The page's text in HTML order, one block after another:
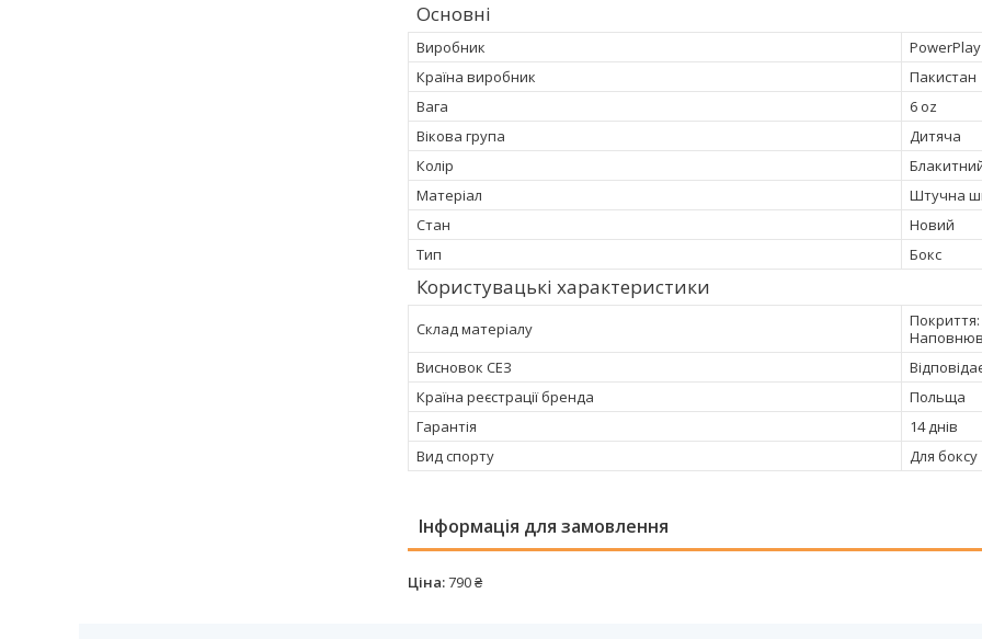
Основні
Виробник
PowerPlay
Країна виробник
Пакистан
Вага
6 oz
Вікова група
Дитяча
Колір
Матеріал
Штучна
Стан
Новий
Тип
Бокс
Користувацькі характеристики
Склад матеріалу
Висновок СЕЗ
Країна реєстрації бренда
Польща
Гарантія
14 днів
Вид спорту
Для боксу
Інформація для замовлення
Ціна:790 ₴